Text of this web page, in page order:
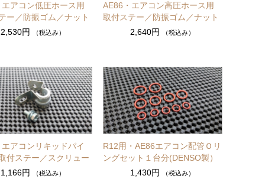
アコン低圧ホース用
ー／防振ゴム／ナット
2,530円
（税込み）
AE86・エアコン高圧ホース用
取付ステー／防振ゴム／ナット
2,640円
（税込み）
アコンリキッドパイ
付ステー／スクリュー
1,166円
（税込み）
R12用・AE86エアコン配管Ｏリ
ングセット１台分(DENSO製）
1,430円
（税込み）